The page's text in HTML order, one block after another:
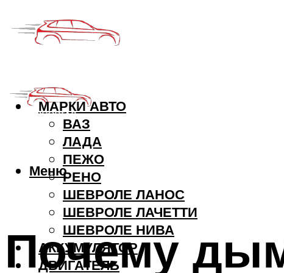
МАРКИ АВТО
ВАЗ
ЛАДА
ПЕЖО
РЕНО
ШЕВРОЛЕ ЛАНОС
ШЕВРОЛЕ ЛАЧЕТТИ
ШЕВРОЛЕ НИВА
АККУМУЛЯТОР
ДВИГАТЕЛЬ
Меню
Почему